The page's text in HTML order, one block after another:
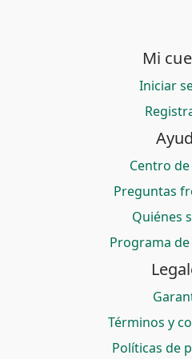
Mi
Iniciar
Centro
Preguntas
Quiénes
Programa
Términos y
Políticas de